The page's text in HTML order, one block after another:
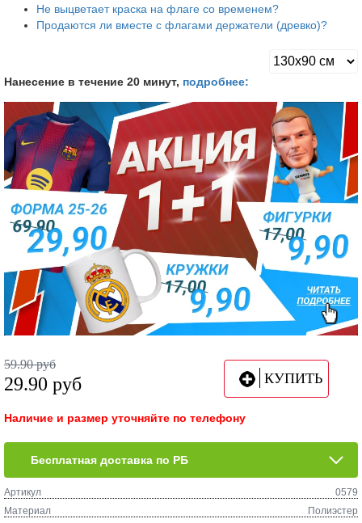
Не выцветает краска на флаге со временем?
Продаются ли вместе с флагами держатели (древко)?
Нанесение в течение 20 минут, подробнее:
59.90 руб
29.90 руб КУПИТЬ
Наличие и размер уточняйте по телефону
Бесплатная доставка по РБ
Артикул
0579
Материал
Полиэстер